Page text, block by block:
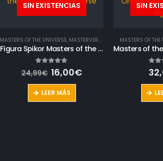
SIN EXISTENCIAS
MASTERS OF THE UNIVERSE, MASTERVERSE
Figura Spikor Masters of the Universe: Masterverse
out of 5
24,99€ El
precio
original
era:
16,00€El
LEER MÁS
SIN
MASTERS OF THE
0out